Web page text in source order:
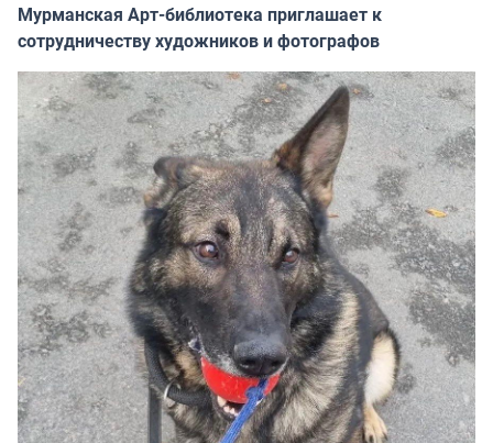
Мурманская Арт-библиотека приглашает к
сотрудничеству художников и фотографов